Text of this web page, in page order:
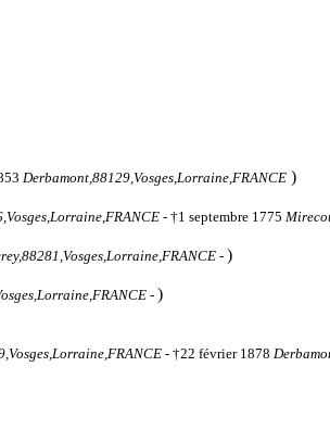
Derbamont,88129,Vosges,Lorraine,FRANCE )
- †1 septembre 1775
- )
- )
- †22 février 1878